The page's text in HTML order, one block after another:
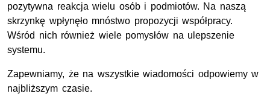
pozytywna reakcja wielu osób i podmiotów. Na naszą
skrzynkę wpłynęło mnóstwo propozycji współpracy.
Wśród nich również wiele pomysłów na ulepszenie
systemu.
Zapewniamy, że na wszystkie wiadomości odpowiemy w
najbliższym czasie.